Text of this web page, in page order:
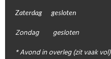
Zaterdag gesloten
Zondag gesloten
* Avond in overleg (zit vaak vol)